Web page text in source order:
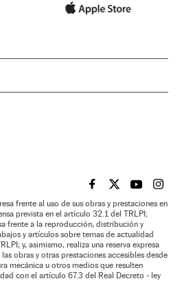
EL PAÍS BRASIL EN
EL PAÍSEL PAÍS
EL
frente al uso de sus obras y prestaciones en
prevista en el artículo 32.1 del TRLPI;
frente a la reproducción, distribución y
y artículos sobre temas de actualidad
y, asimismo, realiza una reserva expresa
obras y otras prestaciones accesibles desde
mecánica u otros medios que resulten
con el artículo 67.3 del Real Decreto - ley